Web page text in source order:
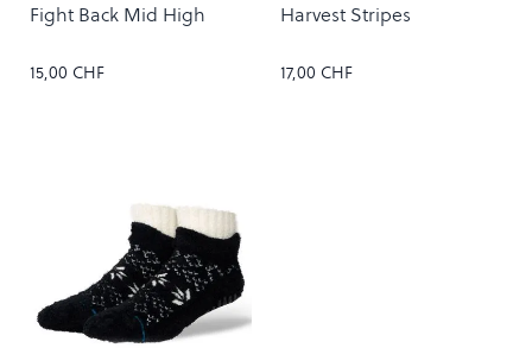
Fight Back Mid High
15,00 CHF
Harvest Stripes
17,00 CHF